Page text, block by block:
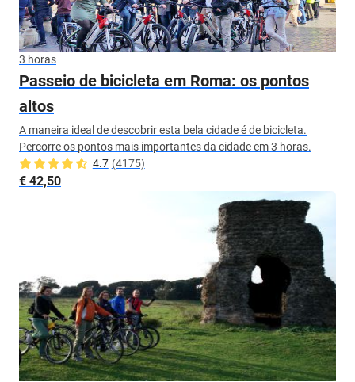
3 horas
Passeio de bicicleta em Roma: os pontos
altos
A maneira ideal de descobrir esta bela cidade é de bicicleta.
Percorre os pontos mais importantes da cidade em 3 horas.
4.7 (4175)
€ 42,50